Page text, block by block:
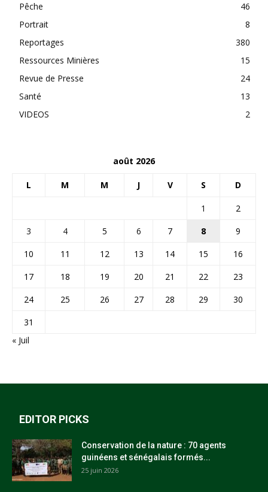
Pêche
46
Portrait
8
Reportages
380
Ressources Minières
15
Revue de Presse
24
Santé
13
VIDEOS
2
août 2026
L M M J V S D
1
2
3
4 5 6 7 8
9
10
11 12 13 14 15
16
17
18 19 20 21 22
23
24
25 26 27 28 29
30
31
« Juil
EDITOR PICKS
Conservation de la nature : 70 agents
guinéens et sénégalais formés...
25 juin 2026